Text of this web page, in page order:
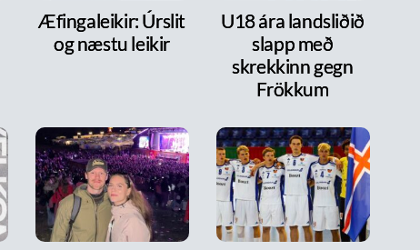
Æfingaleikir: Úrslit
og næstu leikir
U18 ára landsliðið
slapp með
skrekkinn gegn
Frökkum